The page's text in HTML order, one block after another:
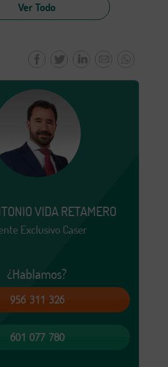
Ver Todo
VIDA RETAMERO
Exclusivo Caser
¿Hablamos?
956 311 326
601 077 780